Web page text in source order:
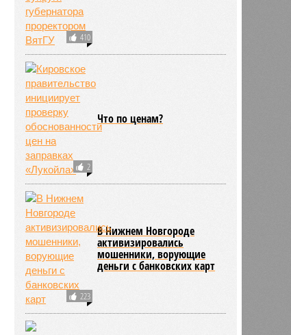
410
2
Что по ценам?
223
В Нижнем Новгороде
активизировались
мошенники, ворующие
деньги с банковских карт